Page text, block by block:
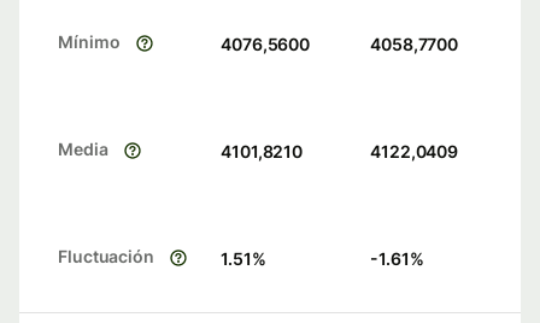
Mínimo 4076,5600 4058,7700
Media 4101,8210 4122,0409
Fluctuación 1.51% -1.61%